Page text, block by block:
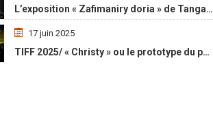
L’exposition « Zafimaniry doria » de TangalaMamy honore la mémoire d’un peuple malgache
17 juin 2025
TIFF 2025/ « Christy » ou le prototype du parcours initiatique